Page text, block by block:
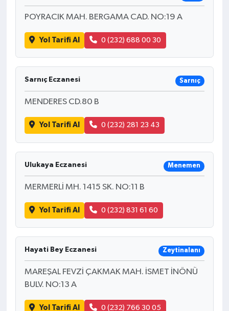
POYRACIK MAH. BERGAMA CAD. NO:19 A
Yol Tarifi Al 0 (232) 688 00 30
Sarnıç Eczanesi Sarnıç
MENDERES CD.80 B
Yol Tarifi Al 0 (232) 281 23 43
Ulukaya Eczanesi Menemen
MERMERLİ MH. 1415 SK. NO:11 B
Yol Tarifi Al 0 (232) 831 61 60
Hayati Bey Eczanesi Zeytinalanı
MAREŞAL FEVZİ ÇAKMAK MAH. İSMET İNÖNÜ
BULV. NO:13 A
Yol Tarifi Al 0 (232) 766 30 05